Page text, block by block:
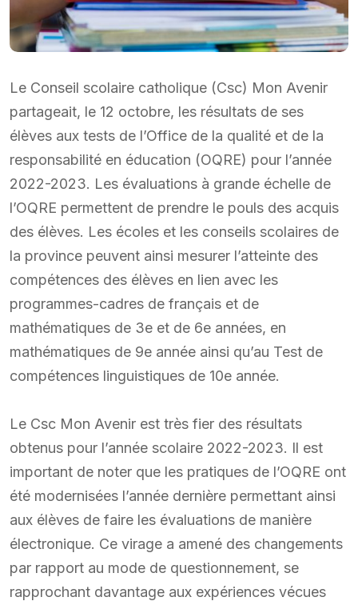
Le Conseil scolaire catholique (Csc) Mon Avenir
partageait, le 12 octobre, les résultats de ses
élèves aux tests de l’Office de la qualité et de la
responsabilité en éducation (OQRE) pour l’année
2022-2023. Les évaluations à grande échelle de
l’OQRE permettent de prendre le pouls des acquis
des élèves. Les écoles et les conseils scolaires de
la province peuvent ainsi mesurer l’atteinte des
compétences des élèves en lien avec les
programmes-cadres de français et de
mathématiques de 3e et de 6e années, en
mathématiques de 9e année ainsi qu’au Test de
compétences linguistiques de 10e année.
Le Csc Mon Avenir est très fier des résultats
obtenus pour l’année scolaire 2022-2023. Il est
important de noter que les pratiques de l’OQRE ont
été modernisées l’année dernière permettant ainsi
aux élèves de faire les évaluations de manière
électronique. Ce virage a amené des changements
par rapport au mode de questionnement, se
rapprochant davantage aux expériences vécues